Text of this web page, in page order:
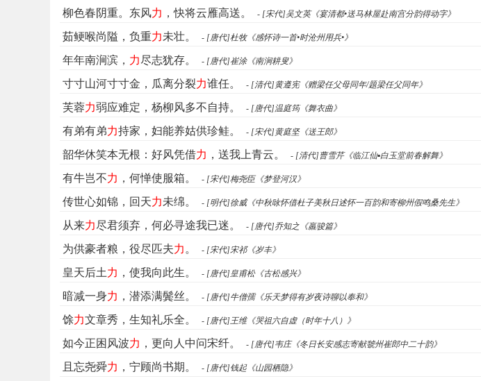
柳色春阴重。东风力 ，快将云雁高送。 - [宋代]吴文英《宴清都•送马林屋赴南宫分韵得动字》
茹鲠喉尚隘，负重力未壮。 - [唐代]杜牧《感怀诗一首•时沧州用兵•》
年年南涧滨， 力尽志犹存。 - [唐代]崔涂《南涧耕叟》
寸寸山河寸寸金，瓜离分裂力谁任。 - [清代]黄遵宪《赠梁任父母同年/题梁任父同年》
芙蓉力弱应难定，杨柳风多不自持。 - [唐代]温庭筠《舞衣曲》
有弟有弟力持家，妇能养姑供珍鲑。 - [宋代]黄庭坚《送王郎》
韶华休笑本无根：好风凭借力 ，送我上青云。 - [清代]曹雪芹《临江仙▪白玉堂前春解舞》
有牛岂不力 ，何惮使服箱。 - [宋代]梅尧臣《梦登河汉》
传世心如锦，回天力未绵。 - [明代]徐威《中秋咏怀借杜子美秋日述怀一百韵和寄柳州假鸣桑先生》
从来力尽君须弃，何必寻途我已迷。 - [唐代]乔知之《羸骏篇》
为供豪者粮，役尽匹夫力 。 - [宋代]宋祁《岁丰》
皇天后土力 ，使我向此生。 - [唐代]皇甫松《古松感兴》
暗减一身力 ，潜添满鬓丝。 - [唐代]牛僧孺《乐天梦得有岁夜诗聊以奉和》
馀力文章秀，生知礼乐全。 - [唐代]王维《哭祖六自虚（时年十八）》
如今正困风波力 ，更向人中问宋纤。 - [唐代]韦庄《冬日长安感志寄献虢州崔郎中二十韵》
且忘尧舜力 ，宁顾尚书期。 - [唐代]钱起《山园栖隐》